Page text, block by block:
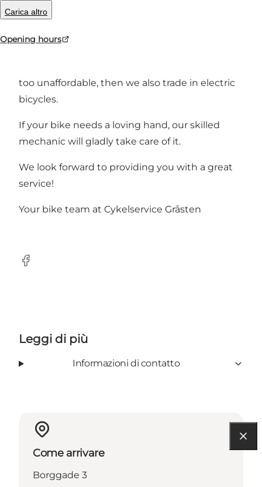
Carica altro
Opening hours
Racing bikes - Mountain Bikes - Children's bikes
too unaffordable, then we also trade in electric
bicycles.
If your bike needs a loving hand, our skilled
mechanic will gladly take care of it.
We look forward to providing you with a great
service!
Your bike team at Cykelservice Gråsten
Facebook
Leggi di più
Informazioni di contatto
Come arrivare
Borggade 3